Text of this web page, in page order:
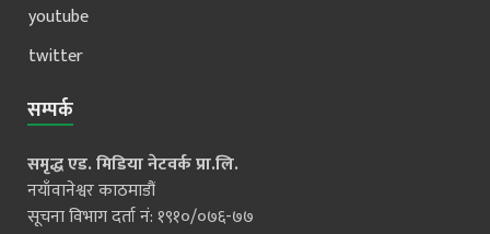
youtube
twitter
सम्पर्क
समृद्ध एड. मिडिया नेटवर्क प्रा.लि.
नयाँवानेश्वर काठमाडौं
सूचना विभाग दर्ता नं: १९१०/०७६-७७